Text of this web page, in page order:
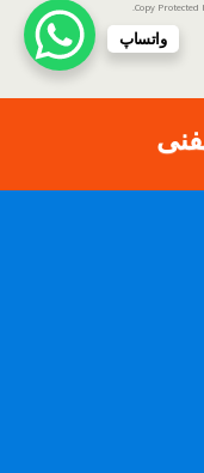
Copy Protected
.
واتساپ